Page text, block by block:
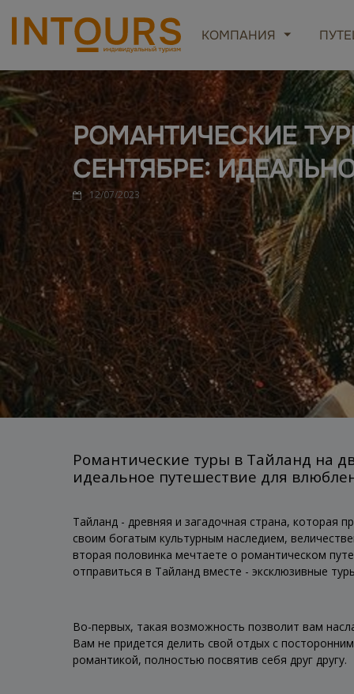
КОМПАНИЯ
РОМАНТИЧЕСКИЕ
СЕНТЯБРЕ:
12/07/2023
Романтические туры в Тайланд на
идеальное путешествие для
Тайланд - древняя и загадочная страна, которая
своим богатым культурным наследием,
вторая половинка мечтаете о романтическом
отправиться в Тайланд вместе - эксклюзивные
Во-первых, такая возможность позволит вам
Вам не придется делить свой отдых с
романтикой, полностью посвятив себя друг другу.